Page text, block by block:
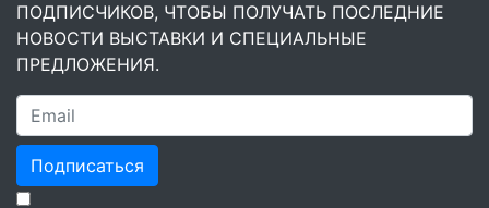
ПОДПИСЧИКОВ, ЧТОБЫ ПОЛУЧАТЬ ПОСЛЕДНИЕ
НОВОСТИ ВЫСТАВКИ И СПЕЦИАЛЬНЫЕ
ПРЕДЛОЖЕНИЯ.
Подписаться